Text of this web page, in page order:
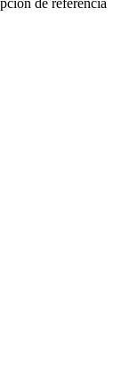
de referencia